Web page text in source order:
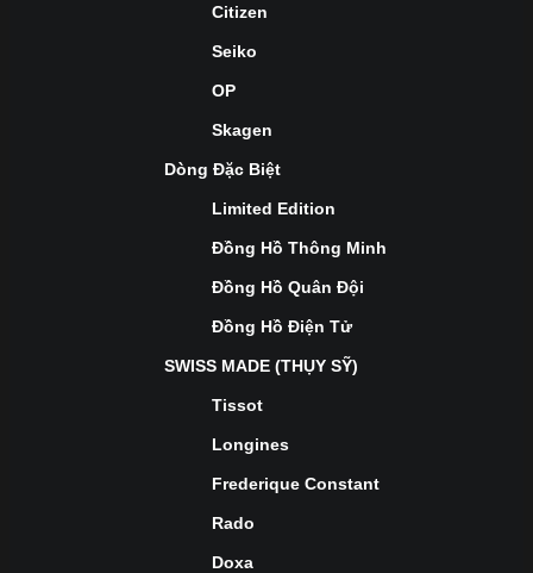
Citizen
Seiko
OP
Skagen
Dòng Đặc Biệt
Limited Edition
Đồng Hồ Thông Minh
Đồng Hồ Quân Đội
Đồng Hồ Điện Tử
SWISS MADE (THỤY SỸ)
Tissot
Longines
Frederique Constant
Rado
Doxa